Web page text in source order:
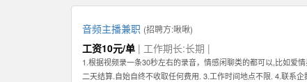
音频主播兼职 (招聘方:啾啾)
工资10元/单 | 工作期长:长期 |
1.根据视频录一条30秒左右的录音，情感闲聊类的都可以,比如爱
二天结算.自始自终不收取任何费用. 3.工作时间地点不限. 4.联系